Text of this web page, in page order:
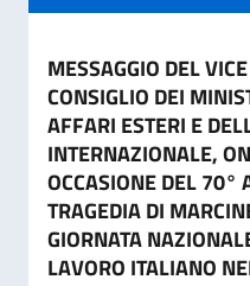
MESSAGGIO DEL
CONSIGLIO DEI
AFFARI ESTERI E
INTERNAZIONALE,
OCCASIONE DEL 70°
TRAGEDIA DI
GIORNATA
LAVORO ITALIANO